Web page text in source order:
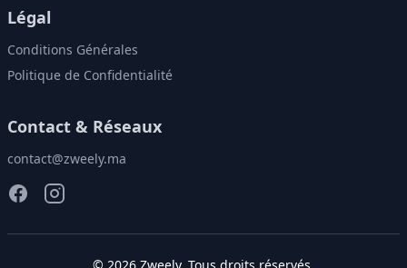
Légal
Conditions Générales
Politique de Confidentialité
Contact & Réseaux
contact@zweely.ma